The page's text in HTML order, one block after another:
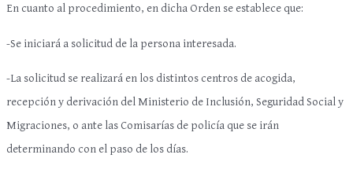
En cuanto al procedimiento, en dicha Orden se establece que:
-Se iniciará a solicitud de la persona interesada.
-La solicitud se realizará en los distintos centros de acogida,
recepción y derivación del Ministerio de Inclusión, Seguridad Social y
Migraciones, o ante las Comisarías de policía que se irán
determinando con el paso de los días.